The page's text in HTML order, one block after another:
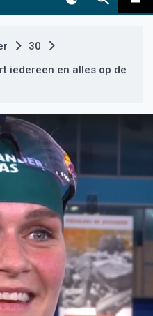
30
iedereen en alles op de